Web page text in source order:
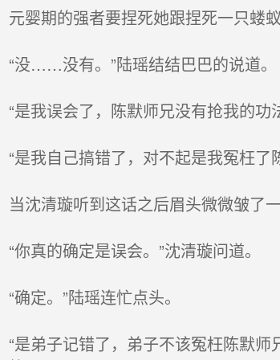
元婴期的强者要捏死她跟捏死一只蝼
“没……没有。”陆瑶结结巴巴的说道。
“是我误会了，陈默师兄没有抢我的功
“是我自己搞错了，对不起是我冤枉了
当沈清璇听到这话之后眉头微微皱了
“你真的确定是误会。”沈清璇问道。
“确定。”陆瑶连忙点头。
“是弟子记错了，弟子不该冤枉陈默师